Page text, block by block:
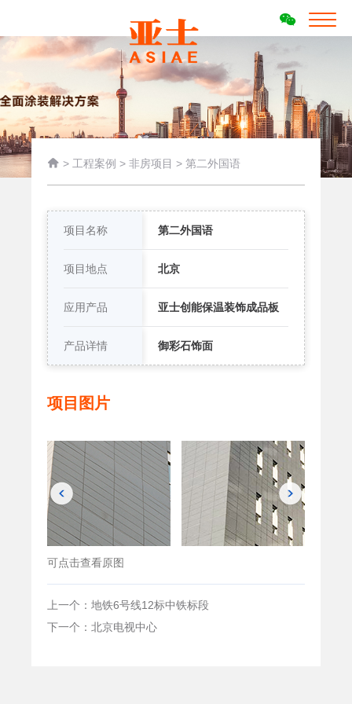
 > 工程案例 > 非房项目 > 第二外国语
项目名称 第二外国语
项目地点 北京
应用产品 亚士创能保温装饰成品板
产品详情 御彩石饰面
项目图片
可点击查看原图
上一个：地铁6号线12标中铁标段
下一个：北京电视中心